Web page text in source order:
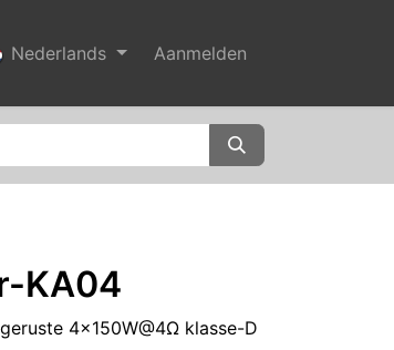
Nederlands Aanmelden
KA04
4x150W@4Ω klasse-D